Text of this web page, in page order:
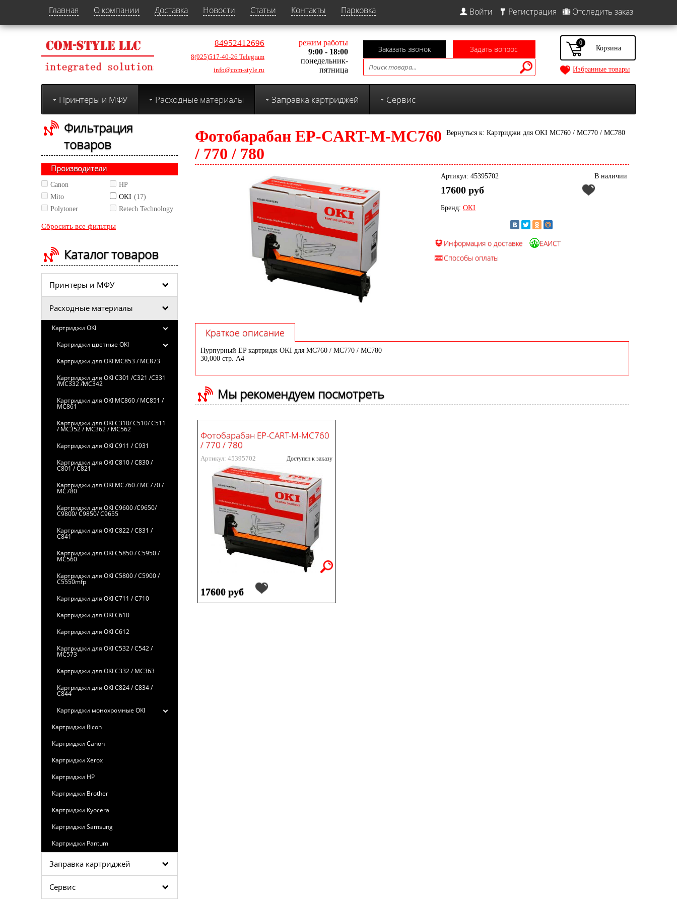
Главная О компании Доставка Новости Статьи Контакты Парковка Войти Регистрация Отследить заказ
84952412696
8(925)517-40-26 Telegram
info@com-style.ru
режим работы
9:00 - 18:00
понедельник-
пятница
Заказать звонок Задать вопрос
0
Избранные товары
Принтеры и МФУ Расходные материалы Заправка картриджей Сервис
Фильтрация
товаров
Производители
Canon
HP
Mito
OKI (17)
Polytoner
Retech Technology
Сбросить все фильтры
Каталог товаров
Принтеры и МФУ
Расходные материалы
Картриджи OKI
Картриджи цветные OKI
Картриджи для OKI MC853 / MC873
Картриджи для OKI C301 /C321 /C331
/MC332 /MC342
Картриджи для OKI MC860 / MC851 /
MC861
Картриджи для OKI C310/ C510/ C511
/ MC352 / MC362 / MC562
Картриджи для OKI C911 / C931
Картриджи для OKI C810 / C830 /
C801 / C821
Картриджи для OKI MC760 / MC770 /
MC780
Картриджи для OKI C9600 /C9650/
C9800/ C9850/ C9655
Картриджи для OKI C822 / C831 /
C841
Картриджи для OKI C5850 / C5950 /
MC560
Картриджи для OKI C5800 / C5900 /
C5550mfp
Картриджи для OKI C711 / C710
Картриджи для OKI C610
Картриджи для OKI C612
Картриджи для OKI C532 / C542 /
MC573
Картриджи для OKI C332 / MC363
Картриджи для OKI C824 / C834 /
C844
Картриджи монохромные OKI
Картриджи Ricoh
Картриджи Canon
Картриджи Xerox
Картриджи HP
Картриджи Brother
Картриджи Kyocera
Картриджи Samsung
Картриджи Pantum
Заправка картриджей
Сервис
Вернуться к: Картриджи для OKI MC760 / MC770 / MC780
Фотобарабан EP-CART-M-MC760
/ 770 / 780
Артикул: 45395702 В наличии
17600 руб
Бренд:OKI
Информация о доставке
ЕАИСТ
Способы оплаты
Краткое описание
Пурпурный EP картридж OKI для MC760 / MC770 / MC780
30,000 стр. A4
Мы рекомендуем посмотреть
Фотобарабан EP-CART-M-MC760
/ 770 / 780
Артикул: 45395702 Доступен к заказу
17600 руб